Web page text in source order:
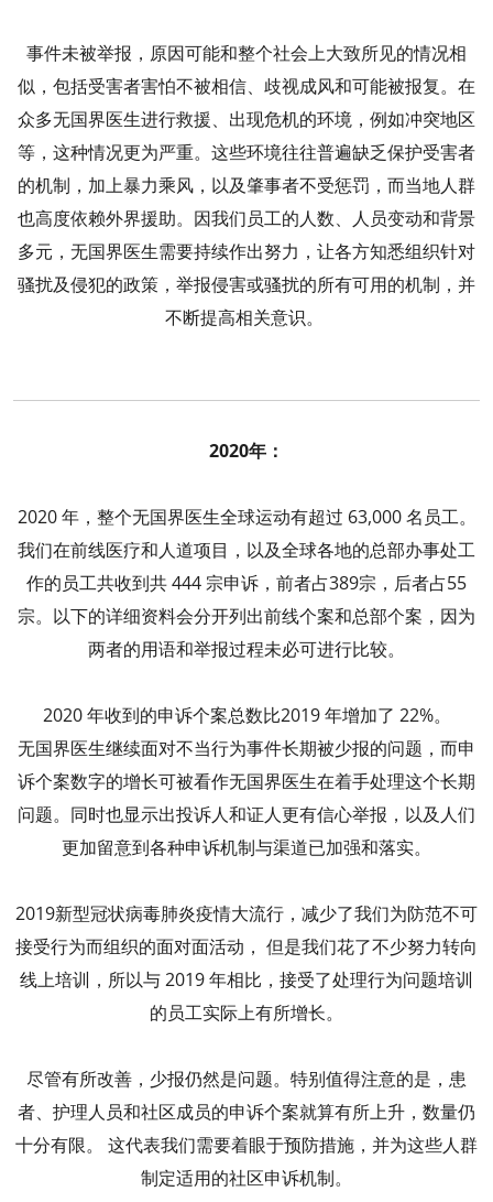
事件未被举报，原因可能和整个社会上大致所见的情况相
似，包括受害者害怕不被相信、歧视成风和可能被报复。在
众多无国界医生进行救援、出现危机的环境，例如冲突地区
等，这种情况更为严重。这些环境往往普遍缺乏保护受害者
的机制，加上暴力乘风，以及肇事者不受惩罚，而当地人群
也高度依赖外界援助。因我们员工的人数、人员变动和背景
多元，无国界医生需要持续作出努力，让各方知悉组织针对
骚扰及侵犯的政策，举报侵害或骚扰的所有可用的机制，并
不断提高相关意识。
2020年：
2020 年，整个无国界医生全球运动有超过 63,000 名员工。
我们在前线医疗和人道项目，以及全球各地的总部办事处工
作的员工共收到共 444 宗申诉，前者占389宗，后者占55
宗。以下的详细资料会分开列出前线个案和总部个案，因为
两者的用语和举报过程未必可进行比较。
2020 年收到的申诉个案总数比2019 年增加了 22%。
无国界医生继续面对不当行为事件长期被少报的问题，而申
诉个案数字的增长可被看作无国界医生在着手处理这个长期
问题。同时也显示出投诉人和证人更有信心举报，以及人们
更加留意到各种申诉机制与渠道已加强和落实。
2019新型冠状病毒肺炎疫情大流行，减少了我们为防范不可
接受行为而组织的面对面活动， 但是我们花了不少努力转向
线上培训，所以与 2019 年相比，接受了处理行为问题培训
的员工实际上有所增长。
尽管有所改善，少报仍然是问题。特别值得注意的是，患
者、护理人员和社区成员的申诉个案就算有所上升，数量仍
十分有限。 这代表我们需要着眼于预防措施，并为这些人群
制定适用的社区申诉机制。